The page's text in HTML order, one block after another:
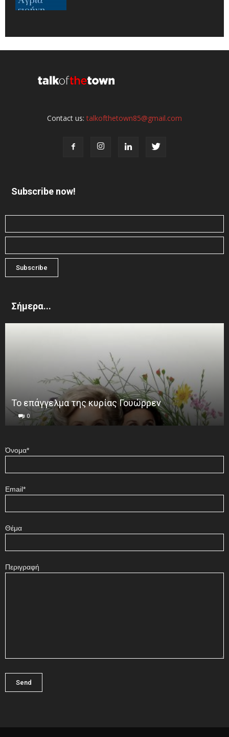
Contact us:talkofthetown85@gmail.com
Subscribe now!
Σήμερα...
Το επάγγελμα της κυρίας Γουώρρεν
0
Όνομα*
Email*
Θέμα
Περιγραφή